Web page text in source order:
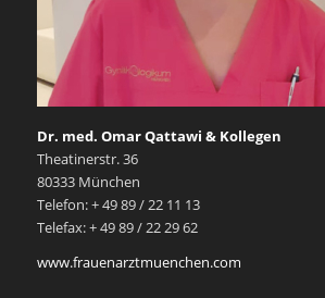
Dr. med. Omar Qattawi & Kollegen
Theatinerstr. 36
80333 München
Telefon: + 49 89 / 22 11 13
Telefax: + 49 89 / 22 29 62
www.frauenarztmuenchen.com